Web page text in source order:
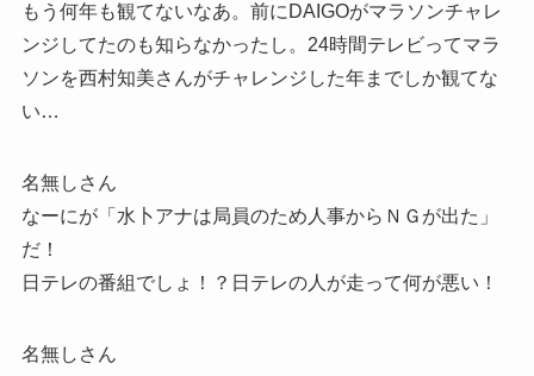
もう何年も観てないなあ。前にDAIGOがマラソンチャレ
ンジしてたのも知らなかったし。24時間テレビってマラ
ソンを西村知美さんがチャレンジした年までしか観てな
い…
名無しさん
なーにが「水卜アナは局員のため人事からＮＧが出た」
だ！
日テレの番組でしょ！？日テレの人が走って何が悪い！
名無しさん